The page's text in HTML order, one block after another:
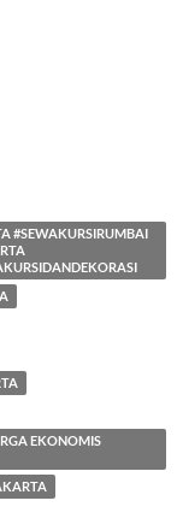
#SEWAKURSIRUMBAI
EKONOMIS